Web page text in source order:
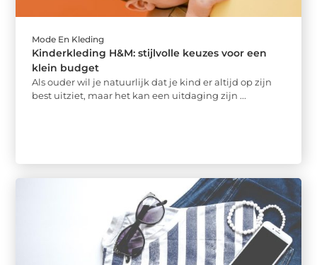
Mode En Kleding
Kinderkleding H&M: stijlvolle keuzes voor een
klein budget
Als ouder wil je natuurlijk dat je kind er altijd op zijn
best uitziet, maar het kan een uitdaging zijn ...